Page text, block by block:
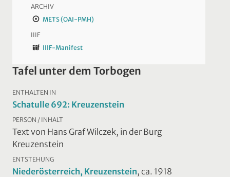
ARCHIV
METS (OAI-PMH)
IIIF
IIIF-Manifest
Tafel unter dem Torbogen
ENTHALTEN IN
Schatulle 692: Kreuzenstein
PERSON / INHALT
Text von Hans Graf Wilczek, in der Burg
Kreuzenstein
ENTSTEHUNG
Niederösterreich, Kreuzenstein, ca. 1918